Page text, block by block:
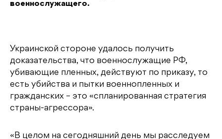
военнослужащего.
Украинской стороне удалось получить
доказательства, что военнослужащие РФ,
убивающие пленных, действуют по приказу, то
есть убийства и пытки военнопленных и
гражданских – это «спланированная стратегия
страны-агрессора».
«В целом на сегодняшний день мы расследуем